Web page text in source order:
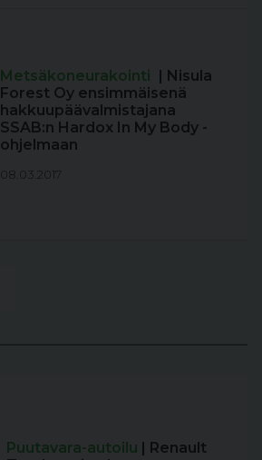
Metsäkoneurakointi | Nisula
Forest Oy ensimmäisenä
hakkuupäävalmistajana
SSAB:n Hardox In My Body -
ohjelmaan
08.03.2017
Puutavara-autoilu
| Renault